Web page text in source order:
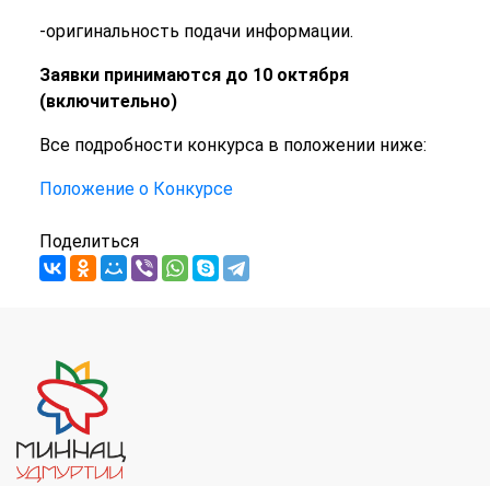
-оригинальность подачи информации.
Заявки принимаются до 10 октября
(включительно)
Все подробности конкурса в положении ниже:
Положение о Конкурсе
Поделиться